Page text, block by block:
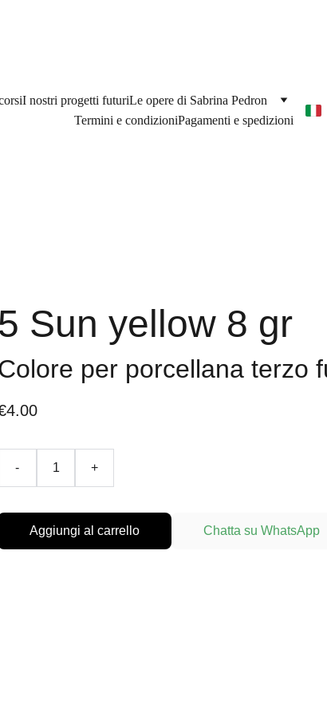
I nostri progetti futuriLe opere di Sabrina Pedron
Termini e condizioniPagamenti e spedizioni
5 Sun yellow 8 gr
per porcellana terzo
- +
Aggiungi al carrello Chatta su WhatsApp